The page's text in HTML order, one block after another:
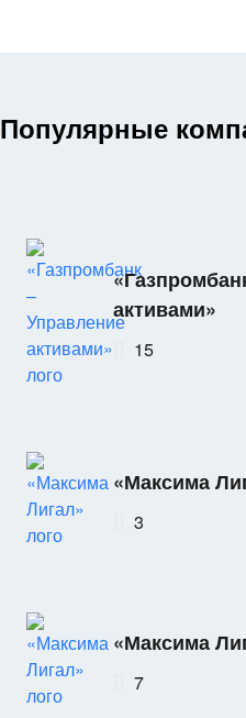
Популярные
активами»
15
«Максима
3
«Максима
7